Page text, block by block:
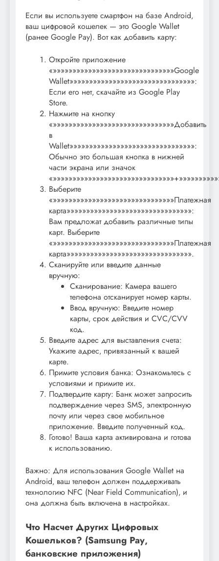
Если вы используете смартфон на базе Android‚
ваш цифровой кошелек — это Google Wallet
(ранее Google Pay). Вот как добавить карту:
Откройте приложение
«»»»»»»»»»»»»»»»»»»»»»»»»»»»»»»»Google
Wallet»»»»»»»»»»»»»»»»»»»»»»»»»»»»»»»»:
Если его нет‚ скачайте из Google Play
Store.
Нажмите на кнопку
«»»»»»»»»»»»»»»»»»»»»»»»»»»»»»»»Добавить
в
Wallet»»»»»»»»»»»»»»»»»»»»»»»»»»»»»»»»:
Обычно это большая кнопка в нижней
части экрана или значок
Выберите
«»»»»»»»»»»»»»»»»»»»»»»»»»»»»»»»Платежная
карта»»»»»»»»»»»»»»»»»»»»»»»»»»»»»»»»:
Вам предложат добавить различные типы
карт. Выберите
«»»»»»»»»»»»»»»»»»»»»»»»»»»»»»»»Платежная
карта»»»»»»»»»»»»»»»»»»»»»»»»»»»»»»»».
Сканируйте или введите данные
вручную:
Сканирование: Камера вашего
телефона отсканирует номер карты.
Ввод вручную: Введите номер
карты‚ срок действия и CVC/CVV
код.
Введите адрес для выставления счета:
Укажите адрес‚ привязанный к вашей
карте.
Примите условия банка: Ознакомьтесь с
условиями и примите их.
Подтвердите карту: Банк может запросить
подтверждение через SMS‚ электронную
почту или через свое мобильное
приложение. Введите полученный код.
Готово! Ваша карта активирована и готова
к использованию.
Важно: Для использования Google Wallet на
Android‚ ваш телефон должен поддерживать
технологию NFC (Near Field Communication)‚ и
она должна быть включена в настройках.
Что Насчет Других Цифровых
Кошельков? (Samsung Pay‚
банковские приложения)